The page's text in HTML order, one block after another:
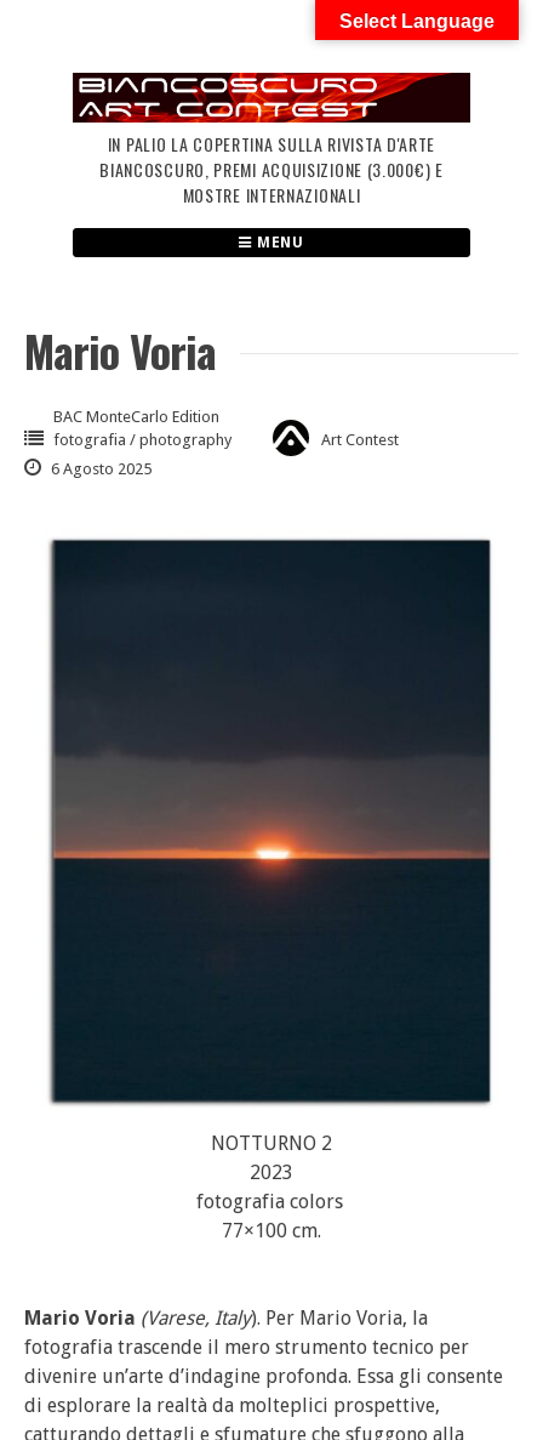
IN PALIO LA COPERTINA SULLA RIVISTA D'ARTE
BIANCOSCURO, PREMI ACQUISIZIONE (3.000€) E
MOSTRE INTERNAZIONALI
MENU
Mario Voria
BAC MonteCarlo Edition
fotografia / photography
Art Contest
6 Agosto 2025
NOTTURNO 2
2023
fotografia colors
77×100 cm.
Mario Voria (Varese, Italy). Per Mario Voria, la
fotografia trascende il mero strumento tecnico per
divenire un’arte d’indagine profonda. Essa gli consente
di esplorare la realtà da molteplici prospettive,
catturando dettagli e sfumature che sfuggono alla
Select Language